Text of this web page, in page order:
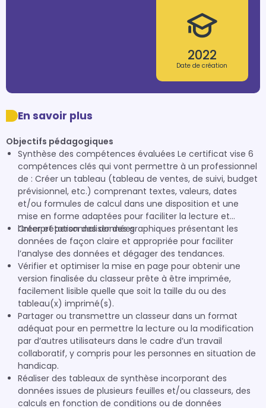
2022
Date de création
En savoir plus
Objectifs pédagogiques
Synthèse des compétences évaluées Le certificat vise 6
compétences clés qui vont permettre à un professionnel
de : Créer un tableau (tableau de ventes, de suivi, budget
prévisionnel, etc.) comprenant textes, valeurs, dates
et/ou formules de calcul dans une disposition et une
mise en forme adaptées pour faciliter la lecture et
l’interprétation des données.
Créer et personnaliser des graphiques présentant les
données de façon claire et appropriée pour faciliter
l’analyse des données et dégager des tendances.
Vérifier et optimiser la mise en page pour obtenir une
version finalisée du classeur prête à être imprimée,
facilement lisible quelle que soit la taille du ou des
tableau(x) imprimé(s).
Partager ou transmettre un classeur dans un format
adéquat pour en permettre la lecture ou la modification
par d’autres utilisateurs dans le cadre d’un travail
collaboratif, y compris pour les personnes en situation de
handicap.
Réaliser des tableaux de synthèse incorporant des
données issues de plusieurs feuilles et/ou classeurs, des
calculs en fonction de conditions ou de données